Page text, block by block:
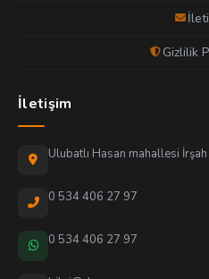
Gizlilik
İletişim
Ulubatlı Hasan mahallesi
0 534 406 27 97
0 534 406 27 97